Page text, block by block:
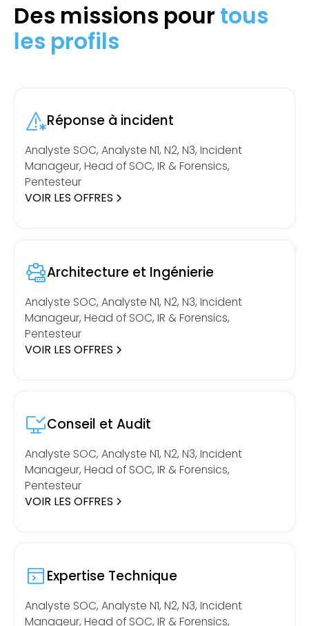
Des missions pour tous
les profils
Réponse à incident
Analyste SOC, Analyste N1, N2, N3, Incident
Manageur, Head of SOC, IR & Forensics,
Pentesteur
VOIR LES OFFRES
Architecture et Ingénierie
Analyste SOC, Analyste N1, N2, N3, Incident
Manageur, Head of SOC, IR & Forensics,
Pentesteur
VOIR LES OFFRES
Conseil et Audit
Analyste SOC, Analyste N1, N2, N3, Incident
Manageur, Head of SOC, IR & Forensics,
Pentesteur
VOIR LES OFFRES
Expertise Technique
Analyste SOC, Analyste N1, N2, N3, Incident
Manageur, Head of SOC, IR & Forensics,